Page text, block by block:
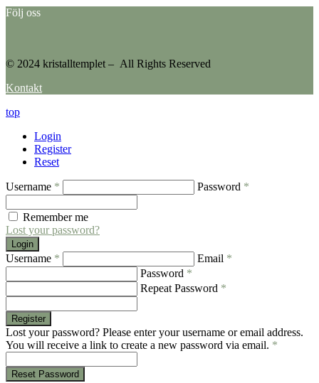
Följ oss
© 2024 kristalltemplet – All Rights Reserved
Kontakt
top
Login
Register
Reset
Username * Password *
Remember me
Lost your password?
Login
Username * Email *
Password *
Repeat Password *
Register
Lost your password? Please enter your username or email address.
You will receive a link to create a new password via email. *
Reset Password